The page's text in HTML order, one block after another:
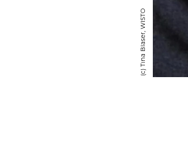
(c) Tina Bla­ser, WISTO